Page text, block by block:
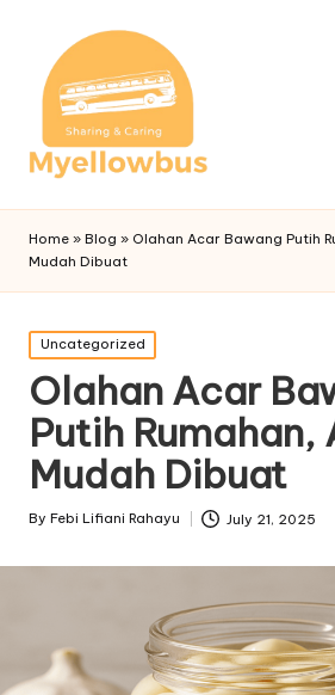
Home » Blog » Olahan Acar Bawang Putih
Mudah Dibuat
Posted
in
Uncategorized
Olahan Acar
Putih Rumahan,
Mudah Dibuat
Posted
By Febi Lifiani Rahayu July 21, 2025